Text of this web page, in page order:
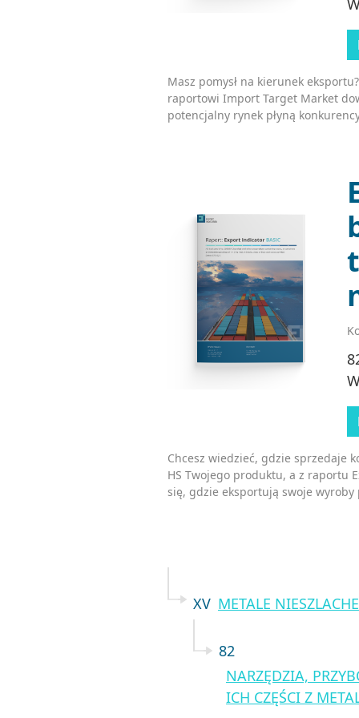
Masz pomysł na kierunek
raportowi Import Target Market
potencjalny rynek płyną
Chcesz wiedzieć, gdzie sprzedaje
HS Twojego produktu, a z raportu
się, gdzie eksportują swoje
XV METALE
82
NARZĘDZIA,
ICH CZĘŚCI Z